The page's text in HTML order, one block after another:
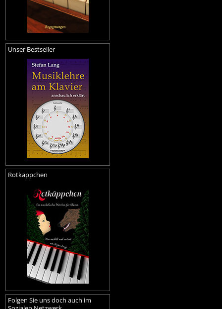
Unser Bestseller
Rotkäppchen
Folgen Sie uns doch auch im